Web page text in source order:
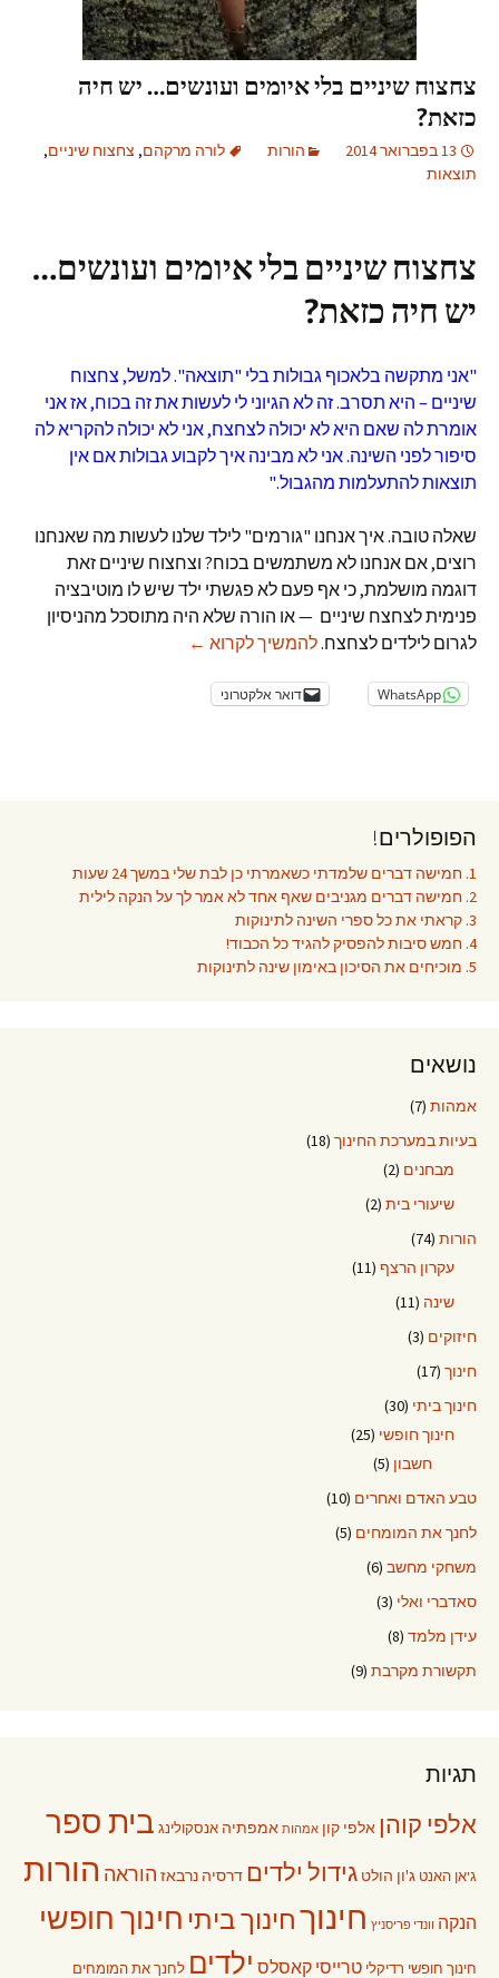
צחצוח שיניים בלי איומים ועונשים… יש חיה
כזאת?
13 בפברואר 2014 הורות לורה מרקהם, צחצוח שיניים,
תוצאות
צחצוח שיניים בלי איומים ועונשים…
יש חיה כזאת?
"אני מתקשה בלאכוף גבולות בלי "תוצאה". למשל, צחצוח
שיניים – היא תסרב. זה לא הגיוני לי לעשות את זה בכוח, אז אני
אומרת לה שאם היא לא יכולה לצחצח, אני לא יכולה להקריא לה
סיפור לפני השינה. אני לא מבינה איך לקבוע גבולות אם אין
תוצאות להתעלמות מהגבול."
שאלה טובה. איך אנחנו "גורמים" לילד שלנו לעשות מה שאנחנו
רוצים, אם אנחנו לא משתמשים בכוח? וצחצוח שיניים זאת
דוגמה מושלמת, כי אף פעם לא פגשתי ילד שיש לו מוטיבציה
פנימית לצחצח שיניים — או הורה שלא היה מתוסכל מהניסיון
לגרום לילדים לצחצח.להמשיך לקרוא צחצוח שיניים בלי איומים
←
WhatsApp דואר אלקטרוני
הפופולרים!
1. חמישה דברים שלמדתי כשאמרתי כן לבת שלי במשך 24 שעות
2. חמישה דברים מגניבים שאף אחד לא אמר לך על הנקה לילית
3. קראתי את כל ספרי השינה לתינוקות
4. חמש סיבות להפסיק להגיד כל הכבוד!
5. מוכיחים את הסיכון באימון שינה לתינוקות
נושאים
אמהות (7)
בעיות במערכת החינוך (18)
מבחנים (2)
שיעורי בית (2)
הורות (74)
עקרון הרצף (11)
שינה (11)
חיזוקים (3)
חינוך (17)
חינוך ביתי (30)
חינוך חופשי (25)
חשבון (5)
טבע האדם ואחרים (10)
לחנך את המומחים (5)
משחקי מחשב (6)
סאדברי ואלי (3)
עידן מלמד (8)
תקשורת מקרבת (9)
תגיות
אלפי קוהן אלפי קון אמהות אמפתיה אנסקולינג בית ספר
ג'אן האנט ג'ון הולט גידול ילדים דרסיה נרבאז הוראה הורות
הנקה וונדי פריסניץ חינוךחינוך ביתי חינוך חופשי
חינוך חופשי רדיקלי טרייסי קאסלס ילדים לחנך את המומחים